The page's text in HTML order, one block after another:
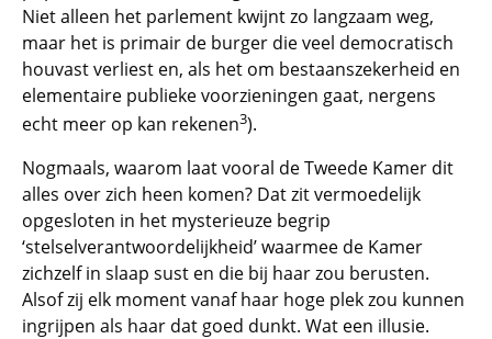
Niet alleen het parlement kwijnt zo langzaam weg,
maar het is primair de burger die veel democratisch
houvast verliest en, als het om bestaanszekerheid en
elementaire publieke voorzieningen gaat, nergens
echt meer op kan rekenen3).
Nogmaals, waarom laat vooral de Tweede Kamer dit
alles over zich heen komen? Dat zit vermoedelijk
opgesloten in het mysterieuze begrip
‘stelselverantwoordelijkheid’ waarmee de Kamer
zichzelf in slaap sust en die bij haar zou berusten.
Alsof zij elk moment vanaf haar hoge plek zou kunnen
ingrijpen als haar dat goed dunkt. Wat een illusie.